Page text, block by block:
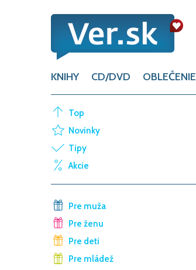
KNIHY CD/DVD OBLEČENIE
Top
Novinky
Tipy
Akcie
Pre muža
Pre ženu
Pre deti
Pre mládež